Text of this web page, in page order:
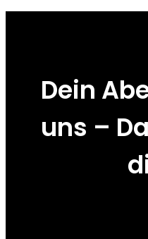
Dein
uns –